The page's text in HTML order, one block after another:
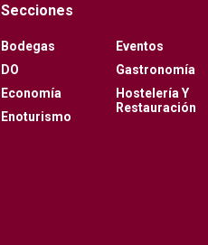
Secciones
Bodegas
DO
Economía
Enoturismo
Eventos
Gastronomía
Hostelería Y
Restauración